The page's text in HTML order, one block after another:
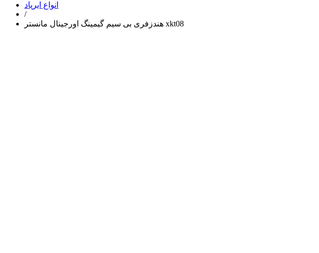
انواع ایرپاد
/
هندزفری بی سیم گیمینگ اورجینال مانستر xkt08